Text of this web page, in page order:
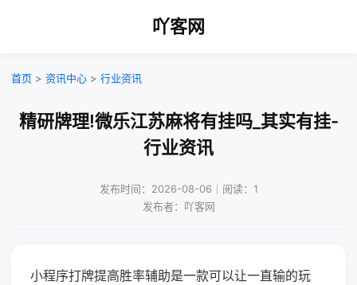
吖客网
首页 > 资讯中心 > 行业资讯
精研牌理!微乐江苏麻将有挂吗_其实有挂-
行业资讯
发布时间：2026-08-06｜阅读：1
发布者：吖客网
小程序打牌提高胜率辅助是一款可以让一直输的玩